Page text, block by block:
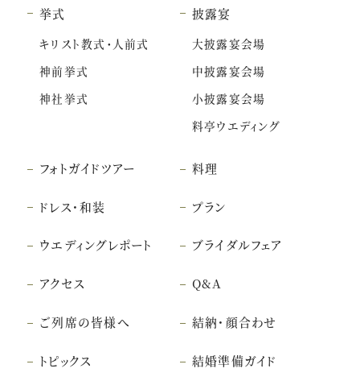
挙式
キリスト教式・人前式
神前挙式
神社挙式
披露宴
大披露宴会場
中披露宴会場
小披露宴会場
料亭ウエディング
フォトガイドツアー 料理
ドレス・和装 プラン
ウエディングレポート ブライダルフェア
アクセス Q&A
ご列席の皆様へ 結納・顔合わせ
トピックス 結婚準備ガイド